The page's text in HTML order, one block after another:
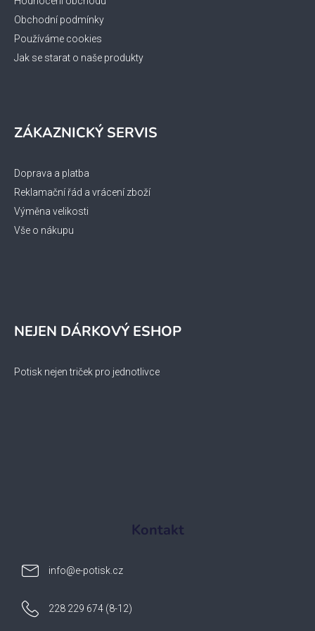
Obchodní podmínky
Používáme cookies
Jak se starat o naše produkty
ZÁKAZNICKÝ SERVIS
Doprava a platba
Reklamační řád a vrácení zboží
Výměna velikosti
Vše o nákupu
NEJEN DÁRKOVÝ ESHOP
Potisk nejen triček pro jednotlivce
Kontakt
info@e-potisk.cz
228 229 674 (8-12)